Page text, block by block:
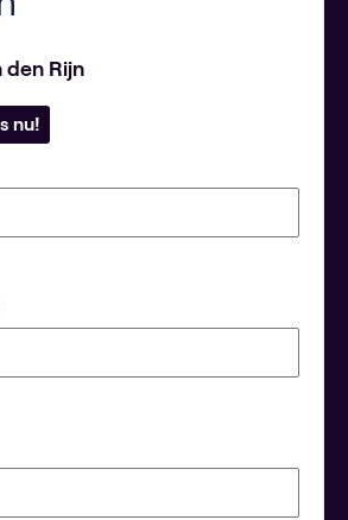
den Rijn
nu!